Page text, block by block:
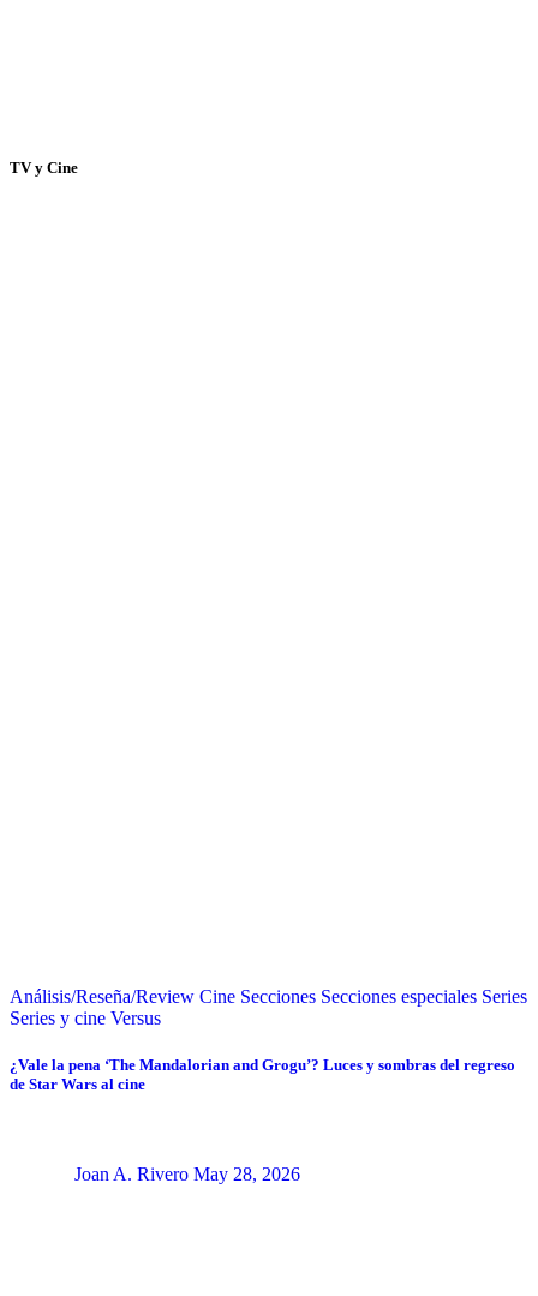
TV y Cine
Análisis/Reseña/Review Cine Secciones Secciones especiales Series
Series y cine Versus
¿Vale la pena ‘The Mandalorian and Grogu’? Luces y sombras del regreso
de Star Wars al cine
Joan A. Rivero May 28, 2026